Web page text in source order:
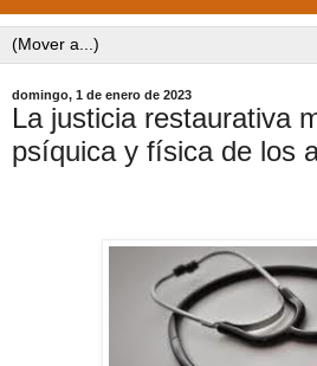
domingo, 1 de enero de 2023
La justicia restaurativa
psíquica y física de los